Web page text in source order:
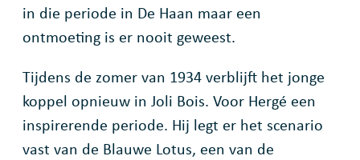
in die periode in De Haan maar een
ontmoeting is er nooit geweest.
Tijdens de zomer van 1934 verblijft het jonge
koppel opnieuw in Joli Bois. Voor Hergé een
inspirerende periode. Hij legt er het scenario
vast van de Blauwe Lotus, een van de